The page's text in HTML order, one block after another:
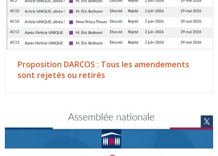
Proposition DARCOS : Tous les amendements
sont rejetés ou retirés